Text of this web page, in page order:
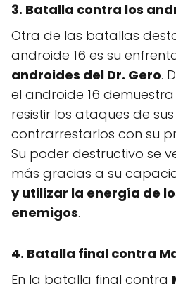
3. Batalla contra los
Otra de las batallas
androide 16 es su
androides del Dr. Gero.
el androide 16
resistir los ataques de
contrarrestarlos con su
Su poder destructivo se
más gracias a su
y utilizar la energía de
enemigos.
4. Batalla final contra
En la batalla final contra